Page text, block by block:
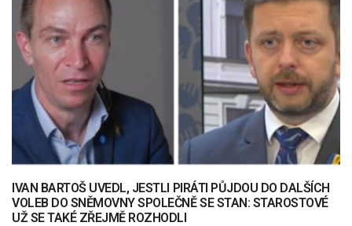
IVAN BARTOŠ UVEDL, JESTLI PIRÁTI PŮJDOU DO DALŠÍCH
VOLEB DO SNĚMOVNY SPOLEČNĚ SE STAN: STAROSTOVÉ
UŽ SE TAKÉ ZŘEJMĚ ROZHODLI